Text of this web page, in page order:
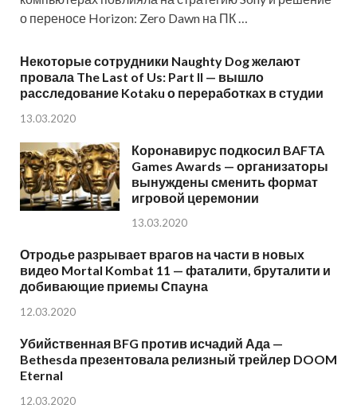
о переносе Horizon: Zero Dawn на ПК …
Некоторые сотрудники Naughty Dog желают
провала The Last of Us: Part II — вышло
расследование Kotaku о переработках в студии
13.03.2020
Коронавирус подкосил BAFTA
Games Awards — организаторы
вынуждены сменить формат
игровой церемонии
13.03.2020
Отродье разрывает врагов на части в новых
видео Mortal Kombat 11 — фаталити, бруталити и
добивающие приемы Спауна
12.03.2020
Убийственная BFG против исчадий Ада —
Bethesda презентовала релизный трейлер DOOM
Eternal
12.03.2020